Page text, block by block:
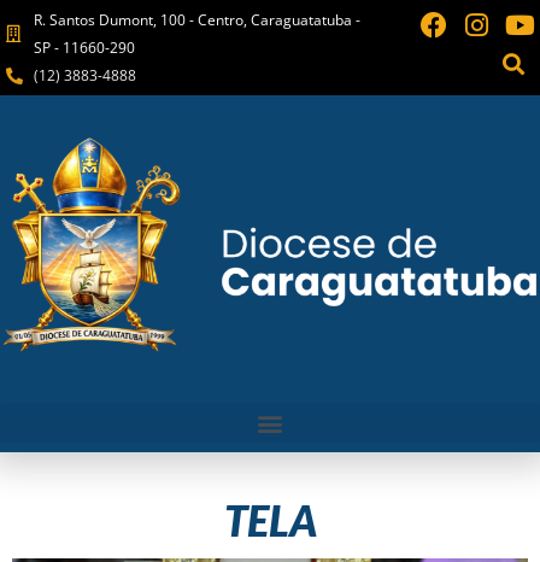
R. Santos Dumont, 100 - Centro, Caraguatatuba -
SP - 11660-290
(12) 3883-4888
TELA